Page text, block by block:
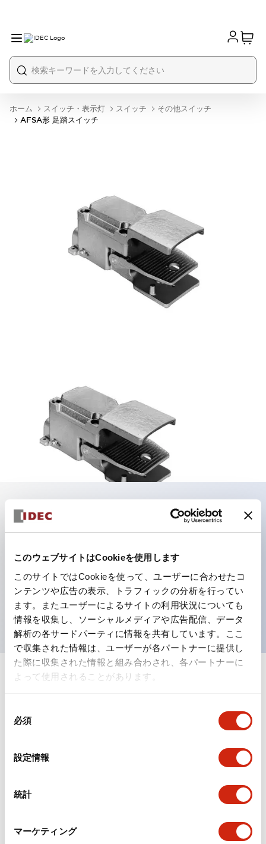
このウェブサイトはCookieを使用します
このサイトではCookieを使って、ユーザーに合わせたコ
ンテンツや広告の表示、トラフィックの分析を行ってい
ます。またユーザーによるサイトの利用状況についても
情報を収集し、ソーシャルメディアや広告配信、データ
解析の各サードパーティに情報を共有しています。ここ
で収集された情報は、ユーザーが各パートナーに提供し
た際に収集された情報と組み合わされ、各パートナーに
よって使用されることがあります。
必須
設定情報
統計
マーケティング
ホーム スイッチ・表示灯 スイッチ
その他スイッチ
AFSA形 足踏スイッチ
AFSA形 足踏スイッチ
IP54の足踏スイッチ。
主な特長
充分な防錆処理後、マンセル記号N5（灰色）のハンマ
トーン塗装仕上げ。
誤操作防止ガード付
優れた耐食・耐候性
AFSA111